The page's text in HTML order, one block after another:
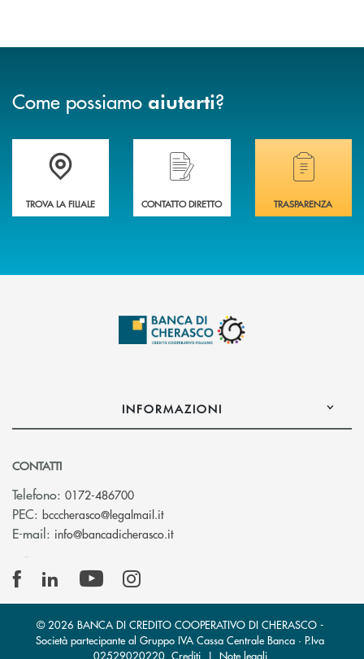
Come possiamo aiutarti?
Accedi all' elenco completo delle filiali .
TROVA LA FILIALE
Hai bisogno di assistenza immediata?
CONTATTO DIRETTO
Hai bisogno di
TRASPARENZA
INFORMAZIONI
CONTATTI
Telefono: 0172-486700
PEC: bcccherasco@legalmail.it(si apre l’app di posta elettronica)
E-mail: info@bancadicherasco.it(si apre l’app di posta elettronica)
© 2026 BANCA DI CREDITO COOPERATIVO DI CHERASCO -
Società partecipante al Gruppo IVA Cassa Centrale Banca · P.Iva
02529020220 Crediti| Note legali